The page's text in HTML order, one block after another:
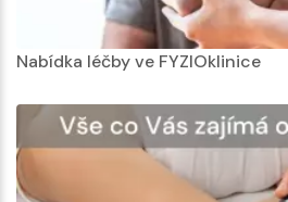
Nabídka léčby ve FYZIOklinice